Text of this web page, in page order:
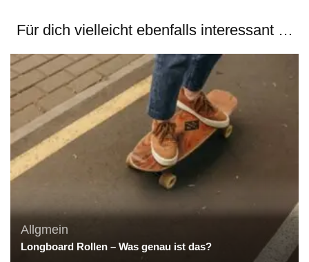
Für dich vielleicht ebenfalls interessant …
Allgmein
Longboard Rollen – Was genau ist das?